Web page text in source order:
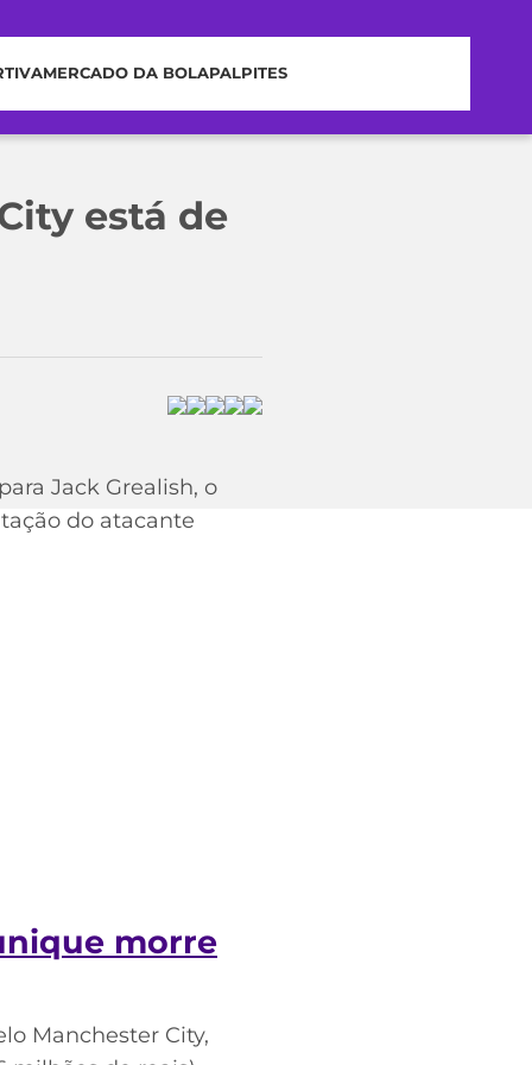
MERCADO DA BOLAPALPITES
está de
Jack Grealish, o
do atacante
morre
Manchester City,